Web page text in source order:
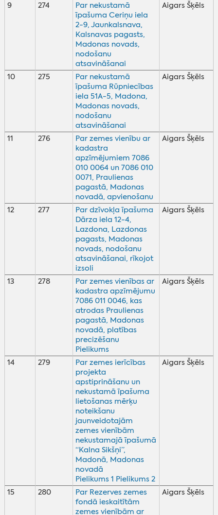
9 274
Par nekustamā
īpašuma Ceriņu iela
2-9, Jaunkalsnava,
Kalsnavas pagasts,
Madonas novads,
nodošanu
atsavināšanai
Aigars Šķēls
10 275
Par nekustamā
īpašuma Rūpniecības
iela 51A-5, Madona,
Madonas novads,
nodošanu
atsavināšanai
Aigars Šķēls
11 276
Par zemes vienību ar
kadastra
apzīmējumiem 7086
010 0064 un 7086 010
0071, Praulienas
pagastā, Madonas
novadā, apvienošanu
Aigars Šķēls
12 277
Par dzīvokļa īpašuma
Dārza iela 12-4,
Lazdona, Lazdonas
pagasts, Madonas
novads, nodošanu
atsavināšanai, rīkojot
izsoli
Aigars Šķēls
13 278
Par zemes vienības ar
kadastra apzīmējumu
7086 011 0046, kas
atrodas Praulienas
pagastā, Madonas
novadā, platības
precizēšanu
Pielikums
Aigars Šķēls
14 279
Par zemes ierīcības
projekta
apstiprināšanu un
nekustamā īpašuma
lietošanas mērķu
noteikšanu
jaunveidotajām
zemes vienībām
nekustamajā īpašumā
“Kalna Sikšņi”,
Madonā, Madonas
novadā
Pielikums 1 Pielikums 2
Aigars Šķēls
15 280
Par Rezerves zemes
fondā ieskaitītām
zemes vienībām ar
Aigars Šķēls